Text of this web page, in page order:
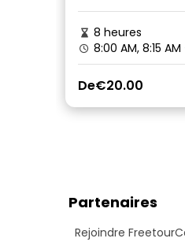
8 heures
8:00 AM, 8:15 AM
De€20.00
Partenaires
Rejoindre Freetour